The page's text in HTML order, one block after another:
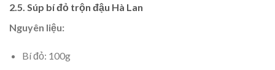
2.5. Súp bí đỏ trộn đậu Hà Lan
Nguyên liệu:
Bí đỏ: 100g